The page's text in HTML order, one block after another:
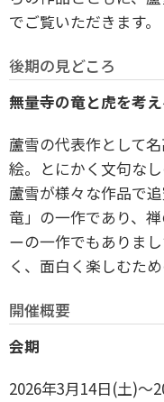
でご覧いただきます。
後期の見どころ
無量寺の竜と虎を考
蘆雪の代表作として
絵。とにかく文句な
蘆雪が様々な作品で
竜」の一作であり、
ーの一作でもありま
く、面白く楽しむため
開催概要
会期
2026年3月14日(土)〜